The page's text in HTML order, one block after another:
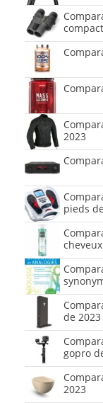
2023
pieds
de 2023
gopro
2023